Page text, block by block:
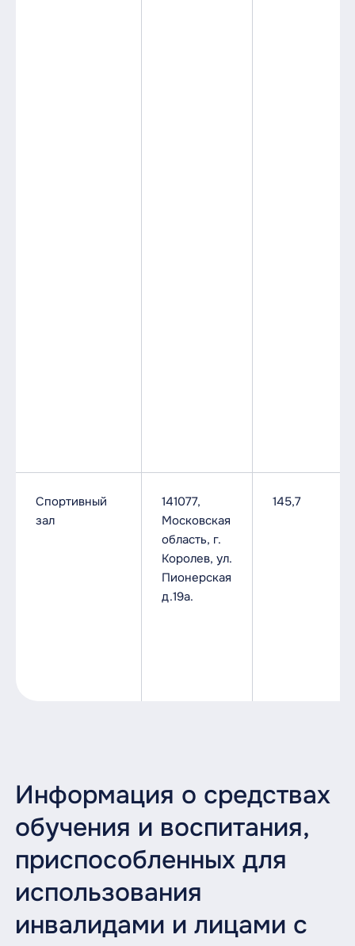
Спортивный
зал
141077,
Московская
область, г.
Королев, ул.
Пионерская
д.19а.
145,7
Информация о средствах
обучения и воспитания,
приспособленных для
использования
инвалидами и лицами с